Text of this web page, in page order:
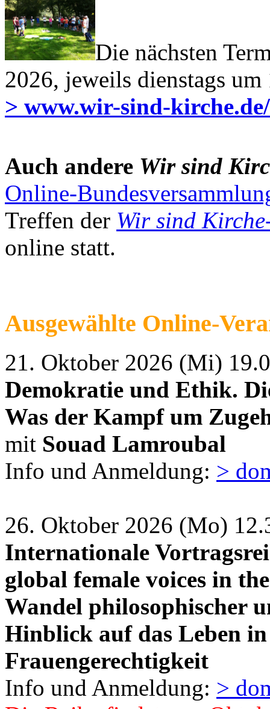
Die nächsten
2026, jeweils dienstags
> www.wir-sind-
Auch andere Wir sind
Online-
Treffen der Wir sind Kirche
online statt.
Ausgewählte Online-
21. Oktober 2026 (Mi)
Demokratie und Ethik.
Was der Kampf um
mit Souad Lamroubal
Info und Anmeldung: >
26. Oktober 2026 (Mo)
Internationale
global female voices in
Wandel philosophischer
Hinblick auf das Leben
Frauengerechtigkeit
Info und Anmeldung: >